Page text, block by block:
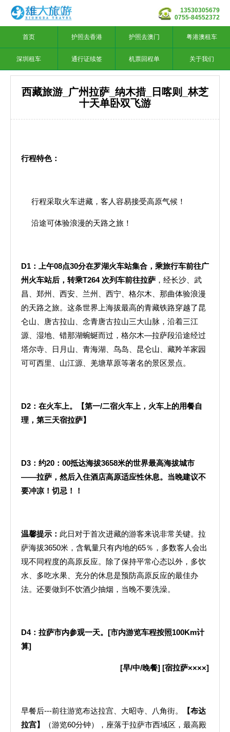
13530305679
0755-84552372
首页 护照去香港 护照去澳门 粤港澳租车
深圳租车 通行证续签 机票回程单 关于我们
西藏旅游_广州拉萨_纳木措_日喀则_林芝
十天单卧双飞游
行程特色：
行程采取火车进藏，客人容易接受高原气候！
沿途可体验浪漫的天路之旅！
D1 ：上午08点30分在罗湖火车站集合，乘旅行车前往广
州火车站后，转乘T264次列车前往拉萨 ，经长沙、武
昌、郑州、西安、兰州、西宁、格尔木、那曲体验浪漫
的天路之旅。这条世界上海拔最高的青藏铁路穿越了昆
仑山、唐古拉山、念青唐古拉山三大山脉，沿着三江
源、湿地、错那湖蜿蜒而过，格尔木—拉萨段沿途经过
塔尔寺、日月山、青海湖、鸟岛、昆仑山、藏羚羊家园
可可西里、山江源、羌塘草原等著名的景区景点。
D2 ：在火车上。【第一/二宿火车上，火车上的用餐自
理，第三天宿拉萨】
D3 ：约20 ： 00抵达海拔3658米的世界最高海拔城市
——拉萨，然后入住酒店高原适应性休息。当晚建议不
要冲凉！切忌！！
温馨提示： 此日对于首次进藏的游客来说非常关键。拉
萨海拔3650米，含氧量只有内地的65％，多数客人会出
现不同程度的高原反应。除了保持平常心态以外，多饮
水、多吃水果、充分的休息是预防高原反应的最佳办
法。还要做到不饮酒少抽烟，当晚不要洗澡。
D4：拉萨市内参观一天。 [市内游览车程按照100Km计
算]
[早/中/晚餐] [宿拉萨××××]
早餐后---前往游览布达拉宫、大昭寺、八角街。
【布达
拉宫】
（游览60分钟），座落于拉萨市西域区，最高殿